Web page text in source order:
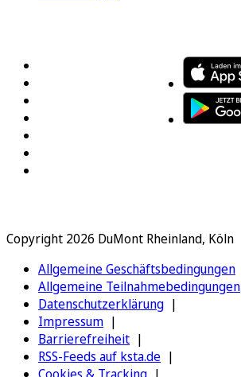
Copyright 2026 DuMont Rheinland, Köln
Allgemeine Geschäftsbedingungen
Allgemeine Teilnahmebedingungen
Datenschutzerklärung
Impressum
Barrierefreiheit
RSS-Feeds auf ksta.de